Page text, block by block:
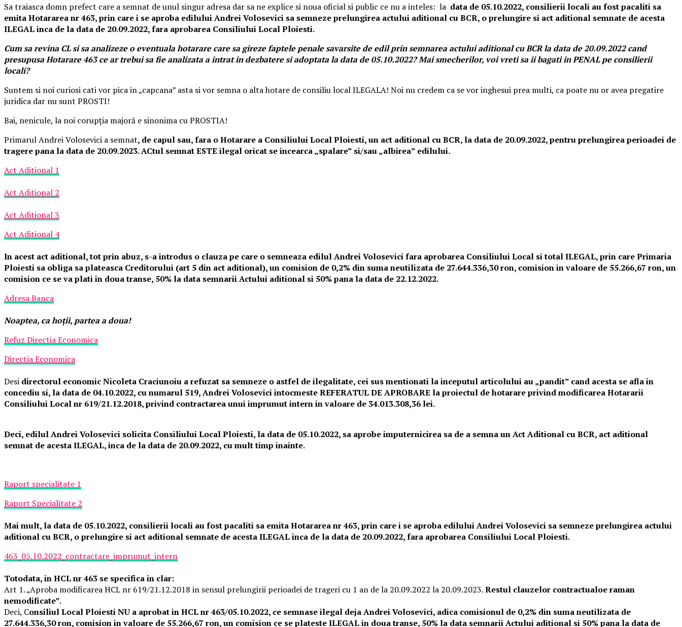
Sa traiasca domn prefect care a semnat de unul singur adresa dar sa ne explice si noua oficial si public ce nu a inteles: la data de 05.10.2022, consilierii locali au fost pacaliti sa
emita Hotararea nr 463, prin care i se aproba edilului Andrei Volosevici sa semneze prelungirea actului aditional cu BCR, o prelungire si act aditional semnate de acesta
ILEGAL inca de la data de 20.09.2022, fara aprobarea Consiliului Local Ploiesti.
Cum sa revina CL si sa analizeze o eventuala hotarare care sa gireze faptele penale savarsite de edil prin semnarea actului aditional cu BCR la data de 20.09.2022 cand
presupusa Hotarare 463 ce ar trebui sa fie analizata a intrat in dezbatere si adoptata la data de 05.10.2022? Mai smecherilor, voi vreti sa ii bagati in PENAL pe consilierii
locali?
Suntem si noi curiosi cati vor pica in „capcana” asta si vor semna o alta hotare de consiliu local ILEGALA! Noi nu credem ca se vor inghesui prea multi, ca poate nu or avea pregatire
juridica dar nu sunt PROSTI!
Bai, nenicule, la noi corupția majoră e sinonima cu PROSTIA!
Primarul Andrei Volosevici a semnat, de capul sau, fara o Hotarare a Consiliului Local Ploiesti, un act aditional cu BCR, la data de 20.09.2022, pentru prelungirea perioadei de
tragere pana la data de 20.09.2023. ACtul semnat ESTE ilegal oricat se incearca „spalare” si/sau „albirea” edilului.
Act Aditional 1
Act Aditional 2
Act Aditional 3
Act Aditional 4
In acest act aditional, tot prin abuz, s-a introdus o clauza pe care o semneaza edilul Andrei Volosevici fara aprobarea Consiliului Local si total ILEGAL, prin care Primaria
Ploiesti sa obliga sa plateasca Creditorului (art 5 din act aditional), un comision de 0,2% din suma neutilizata de 27.644.336,30 ron, comision in valoare de 55.266,67 ron, un
comision ce se va plati in doua transe, 50% la data semnarii Actului aditional si 50% pana la data de 22.12.2022.
Adresa Banca
Noaptea, ca hoţii, partea a doua!
Refuz Directia Economica
Directia Economica
Desi directorul economic Nicoleta Craciunoiu a refuzat sa semneze o astfel de ilegalitate, cei sus mentionati la inceputul articolului au „pandit” cand acesta se afla in
concediu si, la data de 04.10.2022, cu numarul 519, Andrei Volosevici intocmeste REFERATUL DE APROBARE la proiectul de hotarare privind modificarea Hotararii
Consiliului Local nr 619/21.12.2018, privind contractarea unui imprumut intern in valoare de 34.013.308,36 lei.
Deci, edilul Andrei Volosevici solicita Consiliului Local Ploiesti, la data de 05.10.2022, sa aprobe imputernicirea sa de a semna un Act Aditional cu BCR, act aditional
semnat de acesta ILEGAL, inca de la data de 20.09.2022, cu mult timp inainte.
Raport specialitate 1
Raport Specialitate 2
Mai mult, la data de 05.10.2022, consilierii locali au fost pacaliti sa emita Hotararea nr 463, prin care i se aproba edilului Andrei Volosevici sa semneze prelungirea actului
aditional cu BCR, o prelungire si act aditional semnate de acesta ILEGAL inca de la data de 20.09.2022, fara aprobarea Consiliului Local Ploiesti.
463_05.10.2022_contractare_imprumut_intern
Totodata, in HCL nr 463 se specifica in clar:
Art 1. „Aproba modificarea HCL nr 619/21.12.2018 in sensul prelungirii perioadei de trageri cu 1 an de la 20.09.2022 la 20.09.2023.Restul clauzelor contractualoe raman
nemodificate”.
Deci, Consiliul Local Ploiesti NU a aprobat in HCL nr 463/05.10.2022, ce semnase ilegal deja Andrei Volosevici, adica comisionul de 0,2% din suma neutilizata de
27.644.336,30 ron, comision in valoare de 55.266,67 ron, un comision ce se plateste ILEGAL in doua transe, 50% la data semnarii Actului aditional si 50% pana la data de